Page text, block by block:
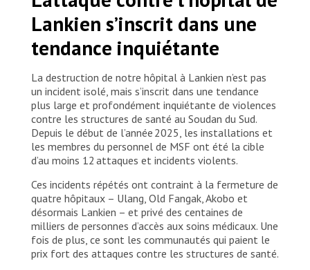
nuit du 3 février 2026. Soudan du Sud, 2026. © Stefan
Pejovic/MSF
Lankien s’inscrit dans une
tendance inquiétante
La destruction de notre hôpital à Lankien n’est pas
un incident isolé, mais s’inscrit dans une tendance
plus large et profondément inquiétante de violences
contre les structures de santé au Soudan du Sud.
Depuis le début de l’année 2025, les installations et
les membres du personnel de MSF ont été la cible
d’au moins 12 attaques et incidents violents.
Ces incidents répétés ont contraint à la fermeture de
quatre hôpitaux – Ulang, Old Fangak, Akobo et
désormais Lankien – et privé des centaines de
milliers de personnes d’accès aux soins médicaux. Une
fois de plus, ce sont les communautés qui paient le
prix fort des attaques contre les structures de santé.